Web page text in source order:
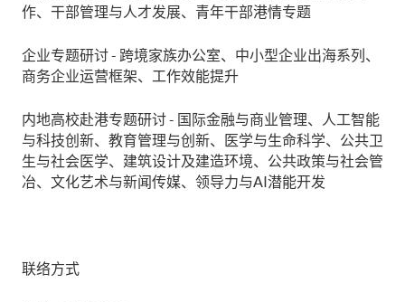
作、干部管理与人才发展、青年干部港情专题
企业专题研讨 - 跨境家族办公室、中小型企业出海系列、
商务企业运营框架、工作效能提升
内地高校赴港专题研讨 - 国际金融与商业管理、人工智能
与科技创新、教育管理与创新、医学与生命科学、公共卫
生与社会医学、建筑设计及建造环境、公共政策与社会管
冶、文化艺术与新闻传媒、领导力与AI潜能开发
联络方式